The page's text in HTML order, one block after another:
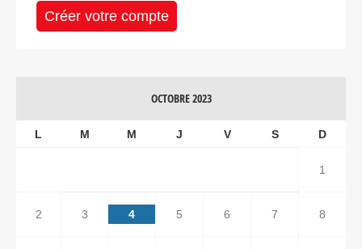
Créer votre compte
OCTOBRE 2023
L M M J V S D
1
2 3 4 5 6 7 8